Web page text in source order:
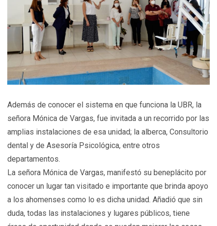
Además de conocer el sistema en que funciona la UBR, la
señora Mónica de Vargas, fue invitada a un recorrido por las
amplias instalaciones de esa unidad; la alberca, Consultorio
dental y de Asesoría Psicológica, entre otros
departamentos.
La señora Mónica de Vargas, manifestó su beneplácito por
conocer un lugar tan visitado e importante que brinda apoyo
a los ahomenses como lo es dicha unidad. Añadió que sin
duda, todas las instalaciones y lugares públicos, tiene